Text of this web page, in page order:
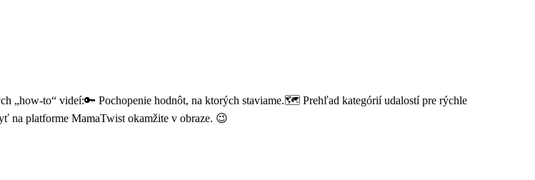
„how-to“ videí:🔑 Pochopenie hodnôt, na ktorých staviame.🗺️ Prehľad kategórií udalostí pre rýchle
na platforme MamaTwist okamžite v obraze. 😉